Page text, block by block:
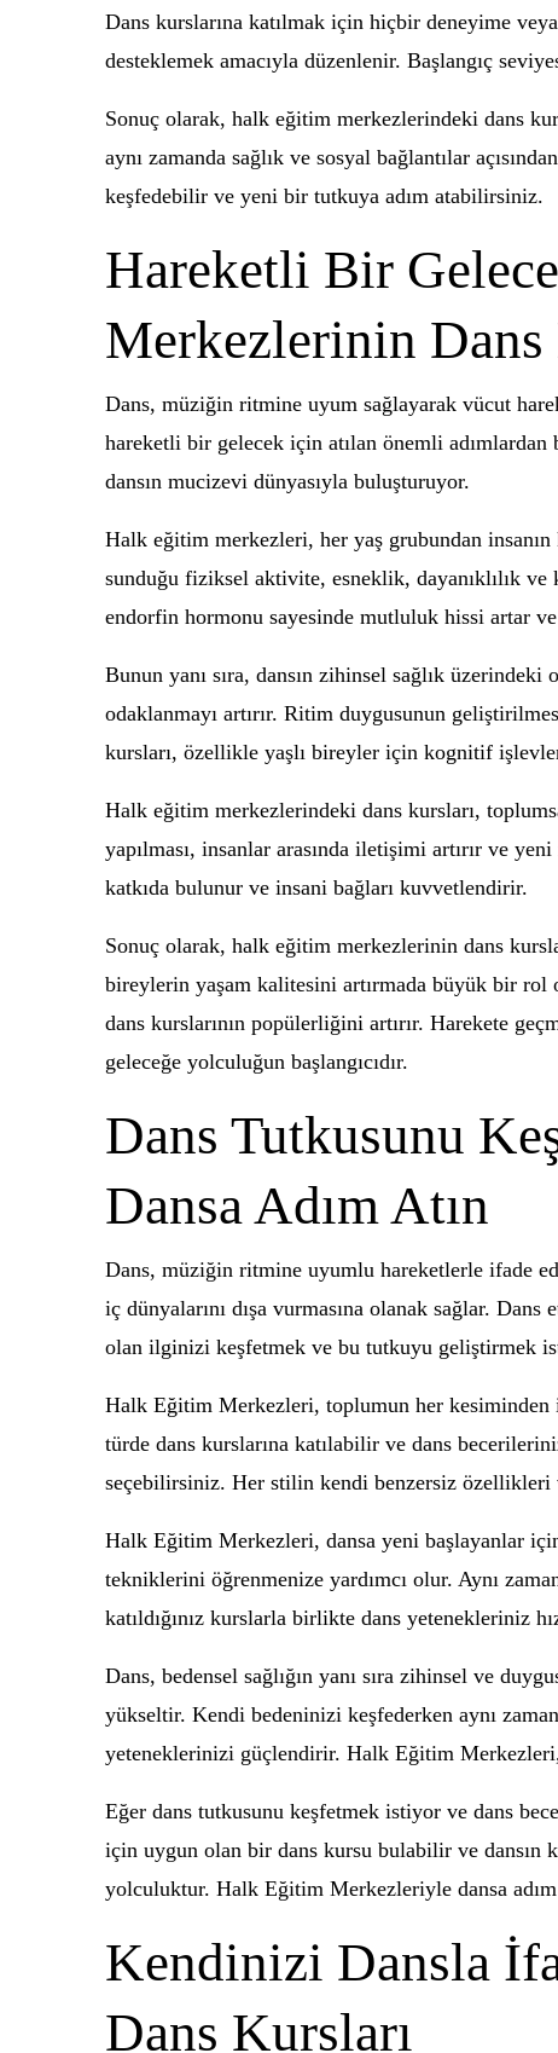
Dans kurslarına katılmak için hiçbir deneyime
desteklemek amacıyla düzenlenir. Başlangıç
Sonuç olarak, halk eğitim merkezlerindeki dans
aynı zamanda sağlık ve sosyal bağlantılar
keşfedebilir ve yeni bir tutkuya adım atabilirsiniz.
Hareketli Bir
Merkezlerinin Dans
Dans, müziğin ritmine uyum sağlayarak vücut
hareketli bir gelecek için atılan önemli
dansın mucizevi dünyasıyla buluşturuyor.
Halk eğitim merkezleri, her yaş grubundan
sunduğu fiziksel aktivite, esneklik, dayanıklılık ve
endorfin hormonu sayesinde mutluluk hissi artar ve
Bunun yanı sıra, dansın zihinsel sağlık
odaklanmayı artırır. Ritim duygusunun
kursları, özellikle yaşlı bireyler için kognitif
Halk eğitim merkezlerindeki dans kursları,
yapılması, insanlar arasında iletişimi artırır ve
katkıda bulunur ve insani bağları kuvvetlendirir.
Sonuç olarak, halk eğitim merkezlerinin dans
bireylerin yaşam kalitesini artırmada büyük bir
dans kurslarının popülerliğini artırır. Harekete
geleceğe yolculuğun başlangıcıdır.
Dans Tutkusunu
Dansa Adım Atın
Dans, müziğin ritmine uyumlu hareketlerle ifade
iç dünyalarını dışa vurmasına olanak sağlar.
olan ilginizi keşfetmek ve bu tutkuyu geliştirmek
Halk Eğitim Merkezleri, toplumun her kesiminden
türde dans kurslarına katılabilir ve dans
seçebilirsiniz. Her stilin kendi benzersiz özellikleri
Halk Eğitim Merkezleri, dansa yeni başlayanlar
tekniklerini öğrenmenize yardımcı olur. Aynı
katıldığınız kurslarla birlikte dans yetenekleriniz
Dans, bedensel sağlığın yanı sıra zihinsel ve
yükseltir. Kendi bedeninizi keşfederken aynı
yeteneklerinizi güçlendirir. Halk Eğitim
Eğer dans tutkusunu keşfetmek istiyor ve dans
için uygun olan bir dans kursu bulabilir ve dansın
yolculuktur. Halk Eğitim Merkezleriyle dansa adım
Kendinizi Dansla
Dans Kursları